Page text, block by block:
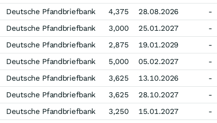
Deutsche Pfandbriefbank 4,375 28.08.2026 -
Deutsche Pfandbriefbank 3,000 25.01.2027 -
Deutsche Pfandbriefbank 2,875 19.01.2029 -
Deutsche Pfandbriefbank 5,000 05.02.2027 -
Deutsche Pfandbriefbank 3,625 13.10.2026 -
Deutsche Pfandbriefbank 3,625 28.10.2027 -
Deutsche Pfandbriefbank 3,250 15.01.2027 -